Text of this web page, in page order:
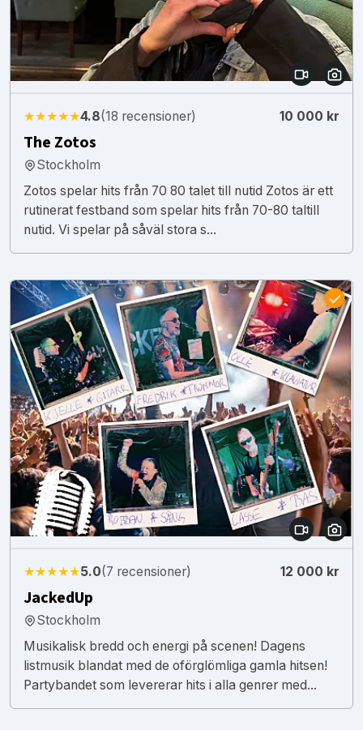
★★★★★4.8(18 recensioner) 10 000 kr
The Zotos
Stockholm
Zotos spelar hits från 70 80 talet till nutid Zotos är ett
rutinerat festband som spelar hits från 70-80 taltill
nutid. Vi spelar på såväl stora s...
★★★★★5.0(7 recensioner) 12 000 kr
JackedUp
Stockholm
Musikalisk bredd och energi på scenen! Dagens
listmusik blandat med de oförglömliga gamla hitsen!
Partybandet som levererar hits i alla genrer med...